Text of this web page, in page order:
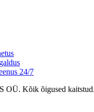
24/7
OÜ. Kõik õigused kaitstud.